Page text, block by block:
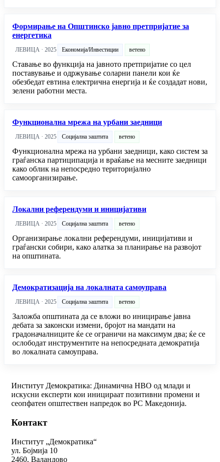
Формирање на Општинско јавно претпријатие за
енергетика
ЛЕВИЦА · 2025 Економија/Инвестиции ветено
Ставање во функција на јавното претпријатие со цел
поставување и одржување соларни панели кои ќе
обезбедат евтина електрична енергија и ќе создадат нови,
зелени работни места.
Функционална мрежа на урбани заедници
ЛЕВИЦА · 2025 Социјална заштита ветено
Функционална мрежа на урбани заедници, како систем за
граѓанска партиципација и враќање на месните заедници
како облик на непосредно територијално
самоорганизирање.
Локални референдуми и иницијативи
ЛЕВИЦА · 2025 Социјална заштита ветено
Организирање локални референдуми, иницијативи и
граѓански собири, како алатка за планирање на развојот
на општината.
Демократизација на локалната самоуправа
ЛЕВИЦА · 2025 Социјална заштита ветено
Заложба општината да се вложи во иницирање јавна
дебата за законски измени, бројот на мандати на
градоначалниците ќе се ограничи на максимум два; ќе се
ослободат инструментите на непосредната демократија
во локалната самоуправа.
Институт Демократика: Динамична НВО од млади и
искусни експерти кои иницираат позитивни промени и
сеопфатен општествен напредок во РС Македонија.
Контакт
Институт „Демократика“
ул. Бојмија 10
2460, Валандово